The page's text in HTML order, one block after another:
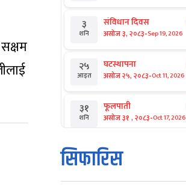
३
शनि
संविधान दिवस
असोज ३, २०८३-Sep 19, 2026
२५
आइत
घटस्थापना
असोज २५, २०८३-Oct 11, 2026
३१
शनि
फूलपाती
असोज ३१ , २०८३-Oct 17, 2026
१
आइत
कार्तिक सङ्क्रान्ति
कार्तिक १, २०८३
सिफारिस